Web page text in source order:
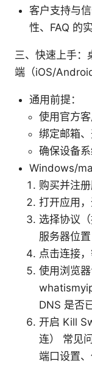
客户支持与
性、FAQ 的
三、快速上手
端（iOS/Android
通用前提：
使用官方
绑定邮箱
确保设备
Windows/
购买并注
打开应用
选择协议
服务器位置
点击连接
使用浏览
DNS 是否
开启 Kill
连） 常见
端口设置